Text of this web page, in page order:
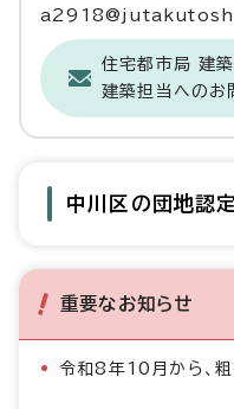
住宅都市局 建
建築担当へのお
中川区の団地認
重要なお知らせ
令和8年10月から、